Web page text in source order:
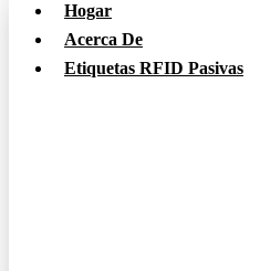
Hogar
Acerca De
Etiquetas RFID Pasivas